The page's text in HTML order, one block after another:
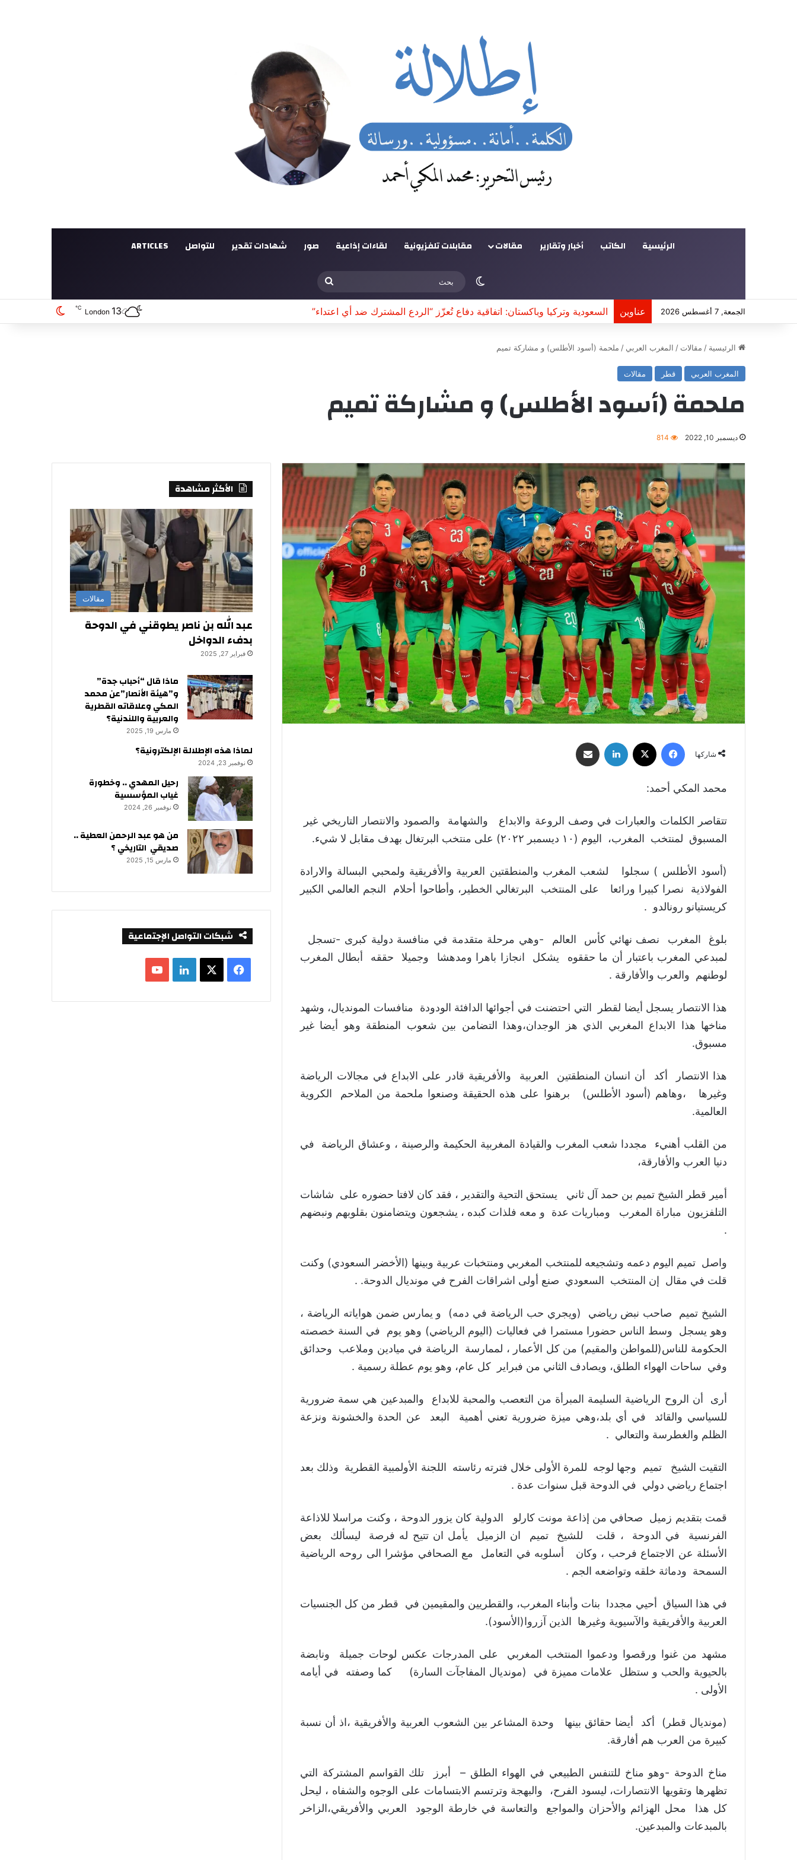
الرئيسية الكاتب أخبار وتقارير مقالات مقابلات تلفزيونية لقاءات إذاعية صور شهادات تقدير للتواصل ARTICLES
الوضع المظلم
الجمعة, 7 أغسطس 2026 عناوين تسوية شعبية أم هبوط ناعم؟ London 13
℃
الرئيسية / مقالات / المغرب العربي / ملحمة (أسود الأطلس) و مشاركة تميم
المغرب العربي قطر مقالات
ملحمة (أسود الأطلس) و مشاركة تميم
ديسمبر 10, 2022 814
شاركها
محمد المكي أحمد:
تتقاصر الكلمات والعبارات في وصف الروعة والابداع والشهامة والصمود والانتصار التاريخي غير
المسبوق لمنتخب المغرب، اليوم (١٠ ديسمبر ٢٠٢٢) على منتخب البرتغال بهدف مقابل لا شيء.
(أسود الأطلس ) سجلوا لشعب المغرب والمنطقتين العربية والأفريقية ولمحبي البسالة والارادة
الفولاذية نصرا كبيرا ورائعا على المنتخب البرتغالي الخطير، وأطاحوا أحلام النجم العالمي الكبير
كريستيانو رونالدو .
بلوغ المغرب نصف نهائي كأس العالم -وهي مرحلة متقدمة في منافسة دولية كبرى -تسجل
لمبدعي المغرب باعتبار أن ما حققوه يشكل انجازا باهرا ومدهشا وجميلا حققه أبطال المغرب
لوطنهم والعرب والأفارقة .
هذا الانتصار يسجل أيضا لقطر التي احتضنت في أجوائها الدافئة الودودة منافسات المونديال، وشهد
مناخها هذا الابداع المغربي الذي هز الوجدان،وهذا التضامن بين شعوب المنطقة وهو أيضا غير
مسبوق.
هذا الانتصار أكد أن انسان المنطقتين العربية والأفريقية قادر على الابداع في مجالات الرياضة
وغيرها ،وهاهم (أسود الأطلس) برهنوا على هذه الحقيقة وصنعوا ملحمة من الملاحم الكروية
العالمية.
من القلب أهنيء مجددا شعب المغرب والقيادة المغربية الحكيمة والرصينة ، وعشاق الرياضة في
دنيا العرب والأفارقة،
أمير قطر الشيخ تميم بن حمد آل ثاني يستحق التحية والتقدير ، فقد كان لافتا حضوره على شاشات
التلفزيون مباراة المغرب ومباريات عدة و معه فلذات كبده ، يشجعون ويتضامنون بقلوبهم ونبضهم
.
واصل تميم اليوم دعمه وتشجيعه للمنتخب المغربي ومنتخبات عربية وبينها (الأخضر السعودي) وكنت
قلت في مقال إن المنتخب السعودي صنع أولى اشراقات الفرح في مونديال الدوحة. .
الشيخ تميم صاحب نبض رياضي (ويجري حب الرياضة في دمه) و يمارس ضمن هواياته الرياضة ،
وهو يسجل وسط الناس حضورا مستمرا في فعاليات (اليوم الرياضي) وهو يوم في السنة خصصته
الحكومة للناس(للمواطن والمقيم) من كل الأعمار ، لممارسة الرياضة في ميادين وملاعب وحدائق
وفي ساحات الهواء الطلق، ويصادف الثاني من فبراير كل عام، وهو يوم عطلة رسمية .
أرى أن الروح الرياضية السليمة المبرأة من التعصب والمحبة للابداع والمبدعين هي سمة ضرورية
للسياسي والقائد في أي بلد،وهي ميزة ضرورية تعني أهمية البعد عن الحدة والخشونة ونزعة
الظلم والغطرسة والتعالي .
التقيت الشيخ تميم وجها لوجه للمرة الأولى خلال فترته رئاسته اللجنة الأولمبية القطرية وذلك بعد
اجتماع رياضي دولي في الدوحة قبل سنوات عدة .
قمت بتقديم زميل صحافي من إذاعة مونت كارلو الدولية كان يزور الدوحة ، وكنت مراسلا للاذاعة
الفرنسية في الدوحة ، قلت للشيخ تميم ان الزميل يأمل ان تتيح له فرصة ليسألك بعض
الأسئلة عن الاجتماع فرحب ، وكان أسلوبه في التعامل مع الصحافي مؤشرا الى روحه الرياضية
السمحة ودماثة خلقه وتواضعه الجم .
في هذا السياق أحيي مجددا بنات وأبناء المغرب، والقطريين والمقيمين في قطر من كل الجنسيات
العربية والأفريقية والآسيوية وغيرها الذين آزروا(الأسود).
مشهد من غنوا ورقصوا ودعموا المنتخب المغربي على المدرجات عكس لوحات جميلة ونابضة
بالحيوية والحب و ستظل علامات مميزة في (مونديال المفاجآت السارة) كما وصفته في أيامه
الأولى .
(مونديال قطر) أكد أيضا حقائق بينها وحدة المشاعر بين الشعوب العربية والأفريقية ،اذ أن نسبة
كبيرة من العرب هم أفارقة.
مناخ الدوحة -وهو مناخ للتنفس الطبيعي في الهواء الطلق – أبرز تلك القواسم المشتركة التي
تظهرها وتقويها الانتصارات، ليسود الفرح، والبهجة وترتسم الابتسامات على الوجوه والشفاه ، ليحل
كل هذا محل الهزائم والأحزان والمواجع والتعاسة في خارطة الوجود العربي والأفريقي،الزاخر
بالمبدعات والمبدعين.
الأكثر مشاهدة
مقالات
عبد الله بن ناصر يطوقني في الدوحة
بدفء الدواخل
فبراير 27, 2025
ماذا قال “أحباب جدة”
و”هيئة الأنصار”عن محمد
المكي وعلاقاته القطرية
والعربية واللندنية؟
مارس 19, 2025
لماذا هذه الإطلالة الإلكترونية؟
نوفمبر 23, 2024
رحيل المهدي .. وخطورة
غياب المؤسسية
نوفمبر 26, 2024
من هو عبد الرحمن العطية ..
صديقي التاريخي ؟
مارس 15, 2025
شبكات التواصل الإجتماعية
ل